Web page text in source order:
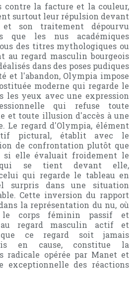
contre la facture et la couleur,
surtout leur répulsion devant
son traitement dépourvu
que les nus académiques
des titres mythologiques ou
au regard masculin bourgeois
dans des poses pudiques
et l'abandon, Olympia impose
moderne qui regarde le
les yeux avec une expression
qui refuse toute
et toute illusion d'accès à une
Le regard d'Olympia, élément
pictural, établit avec le
de confrontation plutôt que
si elle évaluait froidement le
se tient devant elle,
qui regarde le tableau en
surpris dans une situation
Cette inversion du rapport
la représentation du nu, où
le corps féminin passif et
au regard masculin actif et
ce regard soit jamais
en cause, constitue la
radicale opérée par Manet et
exceptionnelle des réactions